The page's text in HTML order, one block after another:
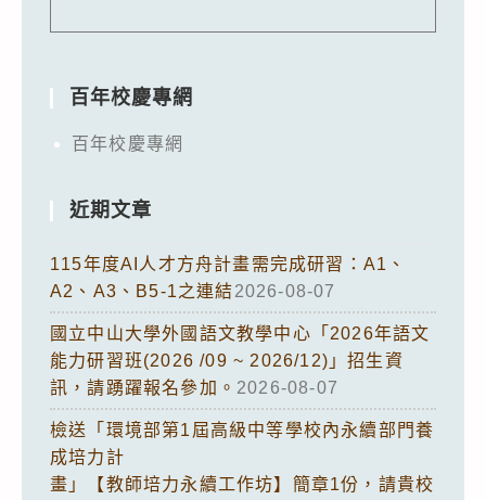
百年校慶專網
百年校慶專網
近期文章
115年度AI人才方舟計畫需完成研習：A1、
A2、A3、B5-1之連結2026-08-07
國立中山大學外國語文教學中心「2026年語文
能力研習班(2026 /09 ~ 2026/12)」招生資
訊，請踴躍報名參加。 2026-08-07
檢送「環境部第1屆高級中等學校內永續部門養
成培力計
畫」【教師培力永續工作坊】簡章1份，請貴校